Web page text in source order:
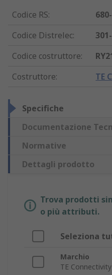
Codice RS:
Codice Distrelec:
Codice costruttore:
Costruttore: TE
Specifiche
Documentazione
Normative
Dettagli prodotto
Trova prodotti
o più attributi.
Seleziona
Marchio
TE Connectivity